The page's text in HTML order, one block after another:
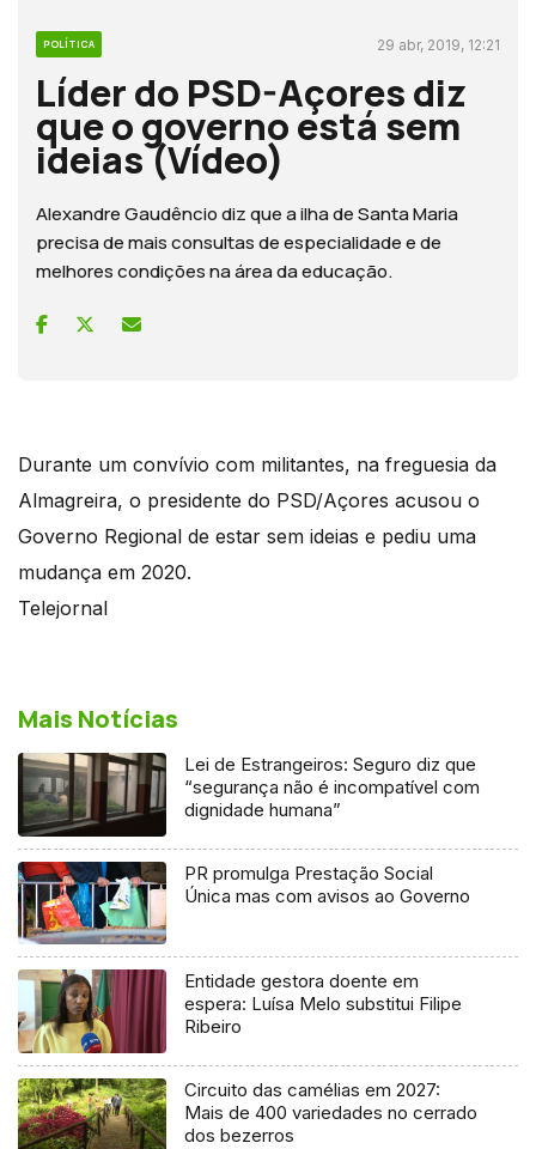
POLÍTICA 29 abr, 2019, 12:21
Líder do PSD-Açores diz
que o governo está sem
ideias (Vídeo)
Alexandre Gaudêncio diz que a ilha de Santa Maria
precisa de mais consultas de especialidade e de
melhores condições na área da educação.
Durante um convívio com militantes, na freguesia da
Almagreira, o presidente do PSD/Açores acusou o
Governo Regional de estar sem ideias e pediu uma
mudança em 2020.
Telejornal
Mais Notícias
Lei de Estrangeiros: Seguro diz que
“segurança não é incompatível com
dignidade humana”
PR promulga Prestação Social
Única mas com avisos ao Governo
Entidade gestora doente em
espera: Luísa Melo substitui Filipe
Ribeiro
Circuito das camélias em 2027:
Mais de 400 variedades no cerrado
dos bezerros